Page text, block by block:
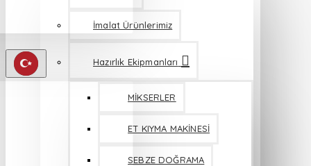
İmalat Ürünlerimiz
Hazırlık Ekipmanları
MİKSERLER
ET KIYMA MAKİNESİ
SEBZE DOĞRAMA